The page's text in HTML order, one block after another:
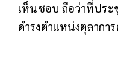
เห็นชอบ ถือว่าที่ปร
ดำรงตำแหน่งตุลากา